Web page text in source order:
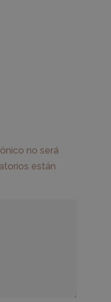
no será
están